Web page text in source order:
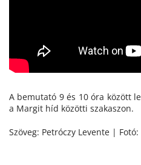
A bemutató 9 és 10 óra között
a Margit híd közötti szakaszon.
Szöveg: Petróczy Levente |